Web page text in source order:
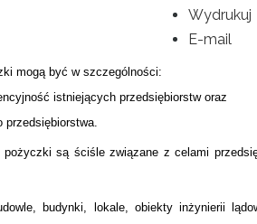
Wydrukuj
E-mail
mogą być w szczególności:
istniejących przedsiębiorstw oraz
są ściśle związane z celami
budynki, lokale, obiekty inżynierii